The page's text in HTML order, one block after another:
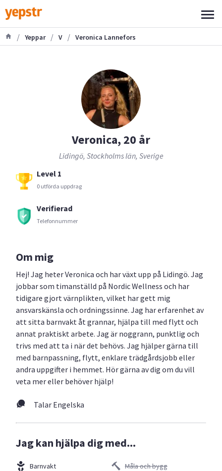
/ Yeppar / V / Veronica Lannefors
Veronica, 20 år
Lidingö, Stockholms län, Sverige
Level 1
0 utförda uppdrag
Verifierad
Telefonnummer
Om mig
Hej! Jag heter Veronica och har växt upp på Lidingö. Jag
jobbar som timanställd på Nordic Wellness och har
tidigare gjort värnplikten, vilket har gett mig
ansvarskänsla och ordningssinne. Jag har erfarenhet av
att sitta barnvakt åt grannar, hjälpa till med flytt och
annat praktiskt arbete. Jag är noggrann, punktlig och
trivs med att ta i när det behövs. Jag hjälper gärna till
med barnpassning, flytt, enklare trädgårdsjobb eller
andra uppgifter i hemmet. Hör gärna av dig om du vill
veta mer eller behöver hjälp!
Talar Engelska
Jag kan hjälpa dig med...
Barnvakt
Måla och bygg